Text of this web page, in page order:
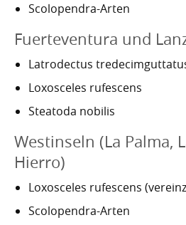
Scolopendra-Arten
Fuerteventura und
Latrodectus
Loxosceles rufescens
Steatoda nobilis
Westinseln (La Palma,
Hierro)
Loxosceles rufescens
Scolopendra-Arten